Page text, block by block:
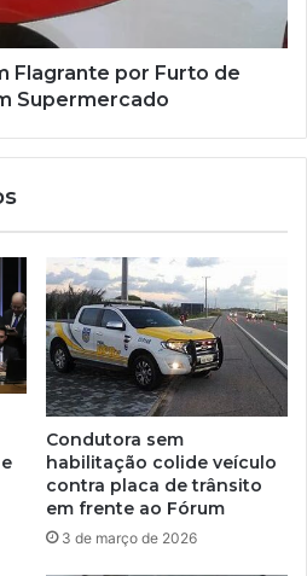
Flagrante por Furto de
Supermercado
Condutora sem
habilitação colide veículo
contra placa de trânsito
em frente ao Fórum
3 de março de 2026